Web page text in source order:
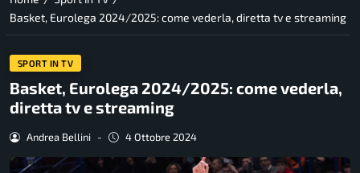
Basket, Eurolega 2024/2025: come vederla, diretta tv e streaming
SPORT IN TV
Basket, Eurolega 2024/2025: come vederla,
diretta tv e streaming
Andrea Bellini - 4 Ottobre 2024